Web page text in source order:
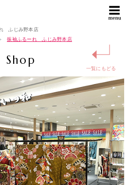
ふじみ野本店
振袖ふるーれ ふじみ野本店
↵
一覧にもどる
Shop